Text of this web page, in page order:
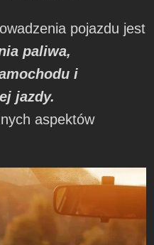
pojazdu jest
paliwa,
i
jazdy.
aspektów